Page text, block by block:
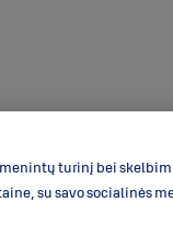
turinį bei
su savo socialinės